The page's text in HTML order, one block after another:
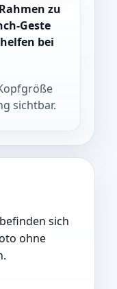
zu
Geste
bei
sichtbar.
sich
ohne